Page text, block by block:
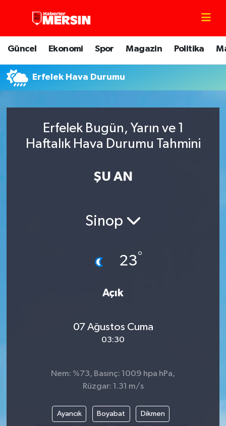
Güncel Ekonomi Spor Magazin Politika
Erfelek Hava Durumu
Erfelek Bugün, Yarın ve 1
Haftalık Hava Durumu Tahmini
ŞU AN
Sinop
23°
Açık
07 Ağustos Cuma
03:30
Nem: %73, Basınç: 1009 hpa hPa,
Rüzgar: 1.31 m/s
Ayancık Boyabat Dikmen
Mersin Nöbetçi Eczaneler
Mersin Hava Durumu
Mersin Trafik Yoğunluk Haritası
Tüm Manşetler